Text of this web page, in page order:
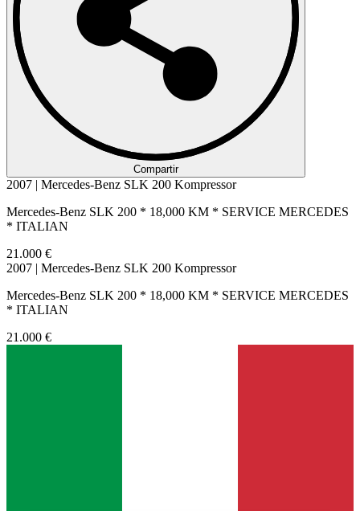
Compartir
2007 | Mercedes-Benz SLK 200 Kompressor
Mercedes-Benz SLK 200 * 18,000 KM * SERVICE MERCEDES
* ITALIAN
21.000 €
2007 | Mercedes-Benz SLK 200 Kompressor
Mercedes-Benz SLK 200 * 18,000 KM * SERVICE MERCEDES
* ITALIAN
21.000 €